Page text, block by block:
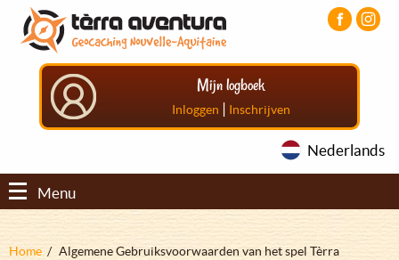
Overslaan
naar
Aller
menu
principal
Aller
pied
Mijn logboek
Inloggen | Inschrijven
Nederlands
Menu
Kruimelpad
Home
Algemene Gebruiksvoorwaarden van het spel Tèrra